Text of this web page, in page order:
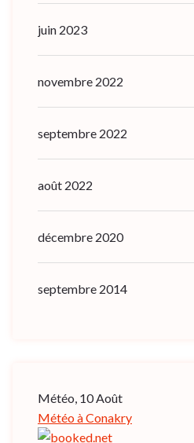
juin 2023
novembre 2022
septembre 2022
août 2022
décembre 2020
septembre 2014
Météo, 10 Août
Météo à Conakry